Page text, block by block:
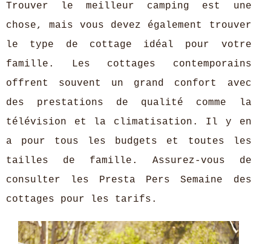
Trouver le meilleur camping est une
chose, mais vous devez également trouver
le type de cottage idéal pour votre
famille. Les cottages contemporains
offrent souvent un grand confort avec
des prestations de qualité comme la
télévision et la climatisation. Il y en
a pour tous les budgets et toutes les
tailles de famille. Assurez-vous de
consulter les Presta Pers Semaine des
cottages pour les tarifs.